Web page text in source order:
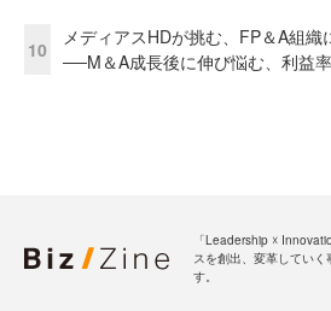
10
メディアスHDが挑む、FP＆A組
──M＆A成長後に伸び悩む、利益
「Leadership ☓
スを創出、変革してい
す。